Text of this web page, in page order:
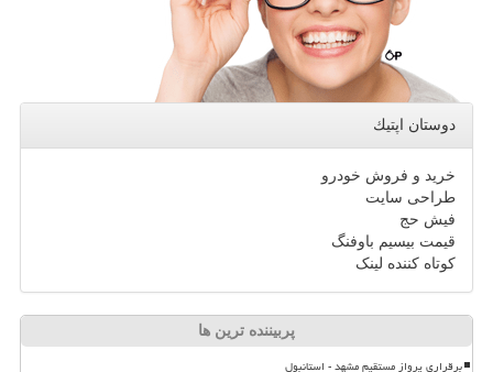
دوستان اپتیك
خرید و فروش خودرو
طراحی سایت
فیش حج
قیمت بیسیم باوفنگ
کوتاه کننده لینک
پربیننده ترین ها
برقراری پرواز مستقیم مشهد - استانبول